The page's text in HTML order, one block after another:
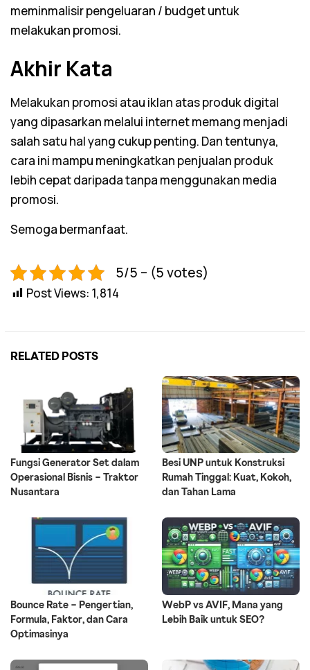
meminmalisir pengeluaran / budgetuntuk
melakukan promosi.
Akhir Kata
Melakukan promosi atau iklan atas produk digital
yang dipasarkan melalui internet memang menjadi
salah satu hal yang cukup penting. Dan tentunya,
cara ini mampu meningkatkan penjualan produk
lebih cepat daripada tanpa menggunakan media
promosi.
Semoga bermanfaat.
5/5 – (5 votes)
Post Views: 1,814
RELATED POSTS
Fungsi Generator Set dalam
Operasional Bisnis – Traktor
Nusantara
Besi UNP untuk Konstruksi
Rumah Tinggal: Kuat, Kokoh,
dan Tahan Lama
Bounce Rate – Pengertian,
Formula, Faktor, dan Cara
Optimasinya
WebP vs AVIF, Mana yang
Lebih Baik untuk SEO?